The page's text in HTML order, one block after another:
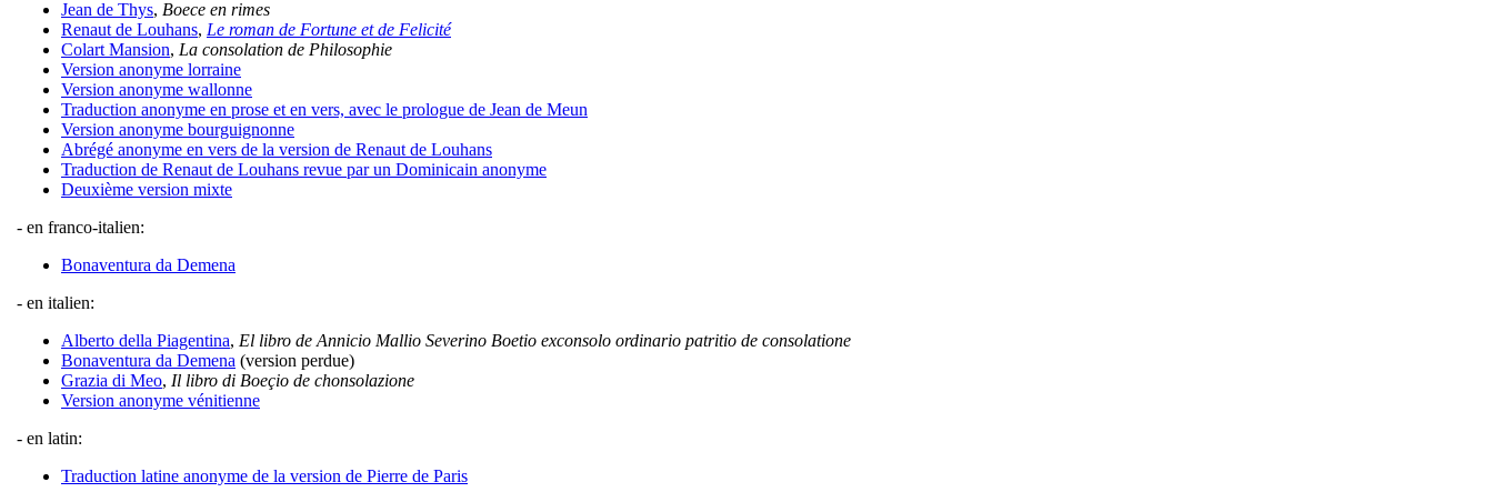
Jean de Thys, Boece en rimes
Renaut de Louhans, Le roman de Fortune et de Felicité
Colart Mansion, La consolation de Philosophie
Version anonyme lorraine
Version anonyme wallonne
Traduction anonyme en prose et en vers, avec le prologue de Jean de Meun
Version anonyme bourguignonne
Abrégé anonyme en vers de la version de Renaut de Louhans
Traduction de Renaut de Louhans revue par un Dominicain anonyme
Deuxième version mixte
- en franco-italien:
Bonaventura da Demena
- en italien:
Alberto della Piagentina, El libro de Annicio Mallio Severino Boetio exconsolo ordinario patritio de consolatione
Bonaventura da Demena (version perdue)
Grazia di Meo, Il libro di Boeçio de chonsolazione
Version anonyme vénitienne
- en latin:
Traduction latine anonyme de la version de Pierre de Paris